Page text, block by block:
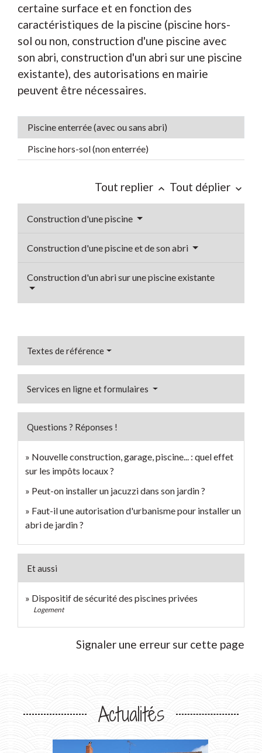
certaine surface et en fonction des
caractéristiques de la piscine (piscine hors-
sol ou non, construction d'une piscine avec
son abri, construction d'un abri sur une piscine
existante), des autorisations en mairie
peuvent être nécessaires.
Piscine enterrée (avec ou sans abri)
Piscine hors-sol (non enterrée)
Tout replier keyboard_arrow_up Tout déplier keyboard_arrow_down
Construction d'une piscine
Construction d'une piscine et de son abri
Construction d'un abri sur une piscine existante
Textes de référence
Services en ligne et formulaires
Questions ? Réponses !
Nouvelle construction, garage, piscine... : quel effet
sur les impôts locaux ?
Peut-on installer un jacuzzi dans son jardin ?
Faut-il une autorisation d'urbanisme pour installer un
abri de jardin ?
Et aussi
Dispositif de sécurité des piscines privées
Logement
Signaler une erreur sur cette page
Actualités